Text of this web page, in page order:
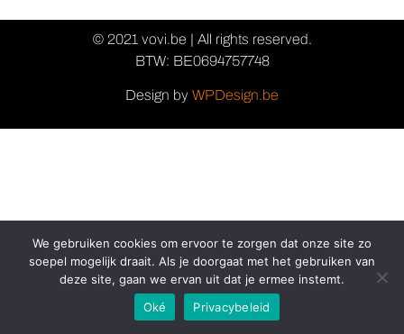
© 2021 vovi.be | All rights reserved.
BTW: BE0694757748
Design by WPDesign.be
We gebruiken cookies om ervoor te zorgen dat onze site zo
soepel mogelijk draait. Als je doorgaat met het gebruiken van
deze site, gaan we ervan uit dat je ermee instemt.
Oké
Privacybeleid